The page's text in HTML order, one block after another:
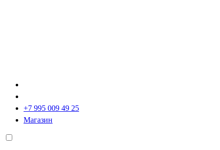
+7 995 009 49 25
Магазин